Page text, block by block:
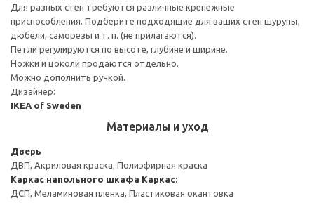
Для разных стен требуются различные крепежные
приспособления. Подберите подходящие для ваших стен шурупы,
дюбели, саморезы и т. п. (не прилагаются).
Петли регулируются по высоте, глубине и ширине.
Ножки и цоколи продаются отдельно.
Можно дополнить ручкой.
Дизайнер:
IKEA of Sweden
Материалы и уход
Дверь
ДВП, Акриловая краска, Полиэфирная краска
Каркас напольного шкафа Каркас:
ДСП, Меламиновая пленка, Пластиковая окантовка